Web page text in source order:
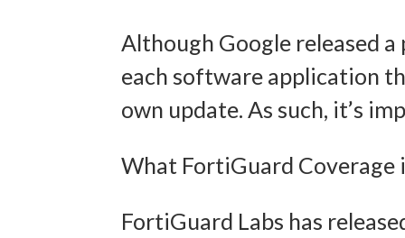
und
Although Google released
each software application
own update. As such, it’s
What FortiGuard Coverage
FortiGuard Labs has